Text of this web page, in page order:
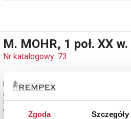
Zgoda Szczegóły
M. MOHR, 1 poł. XX w.
Nr katalogowy: 73
Pejzaż z wiatrakiem
olej, płótno; 14 x 35 cm,
sygn. l. d.: M.Mohr
estymacja: 2 200 - 2 600 zł